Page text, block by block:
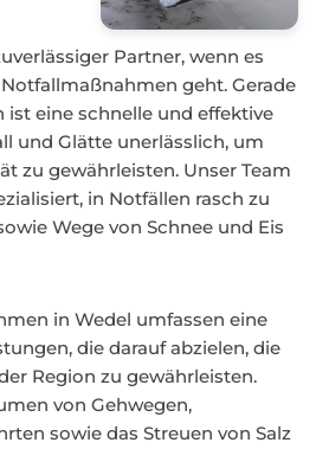
Partner, wenn es
geht. Gerade
ist eine schnelle und effektive
und Glätte unerlässlich, um
zu gewährleisten. Unser Team
in Notfällen rasch zu
Wege von Schnee und Eis
in Wedel umfassen eine
die darauf abzielen, die
Region zu gewährleisten.
von Gehwegen,
sowie das Streuen von Salz